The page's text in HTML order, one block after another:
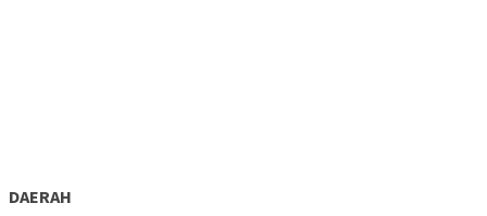
DAERAH